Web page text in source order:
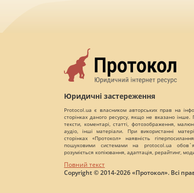
Юридичні застереження
Protocol.ua є власником авторських прав на
сторінках даного ресурсу, якщо не вказано інше.
тексти, коментарі, статті, фотозображення,
аудіо, інші матеріали. При використанні
сторінках «Протокол» наявність
пошуковими системами на protocol.ua
розуміється копіювання, адаптація, рерайтинг,
Повний текст
Copyright © 2014-2026 «Протокол». Всі